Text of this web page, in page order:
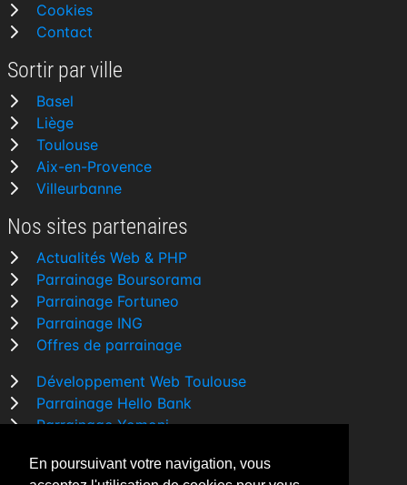
En poursuivant votre navigation, vous
Cookies
Contact
Sortir par ville
Basel
Liège
Toulouse
Aix-en-Provence
Villeurbanne
Nos sites partenaires
Actualités Web & PHP
Parrainage Boursorama
Parrainage Fortuneo
Parrainage ING
Offres de parrainage
Développement Web Toulouse
Parrainage Hello Bank
Parrainage Yomoni
Comparatif banque